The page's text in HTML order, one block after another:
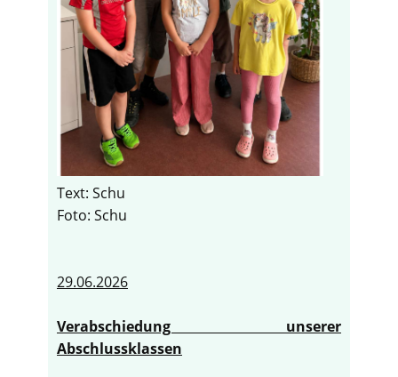
Text: Schu
Foto: Schu
29.06.2026
Verabschiedung unserer
Abschlussklassen